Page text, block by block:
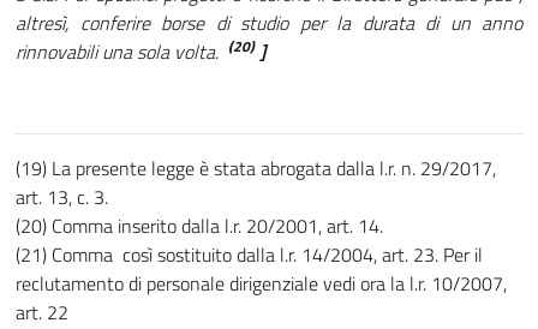
altresì, conferire borse di studio per la durata di un anno
rinnovabili una sola volta. (20)]
(19) La presente legge è stata abrogata dalla l.r. n. 29/2017,
art. 13, c. 3.
(20) Comma inserito dalla l.r. 20/2001, art. 14.
(21) Comma così sostituito dalla l.r. 14/2004, art. 23. Per il
reclutamento di personale dirigenziale vedi ora la l.r. 10/2007,
art. 22